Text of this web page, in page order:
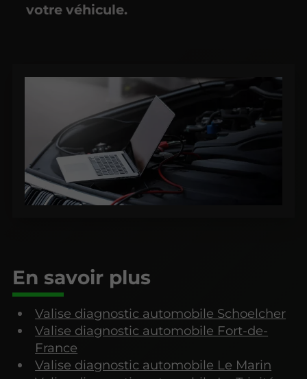
votre véhicule.
En savoir plus
Valise diagnostic automobile Schoelcher
Valise diagnostic automobile Fort-de-
France
Valise diagnostic automobile Le Marin